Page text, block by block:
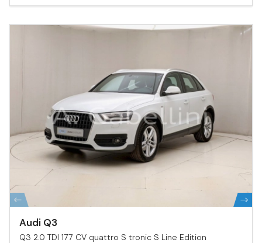
Audi Q3
Q3 2.0 TDI 177 CV quattro S tronic S Line Edition